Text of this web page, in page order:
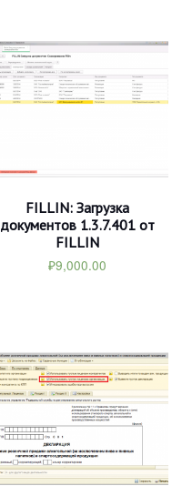
FILLIN: Загрузка
документов 1.3.7.401 от
FILLIN
₽9,000.00